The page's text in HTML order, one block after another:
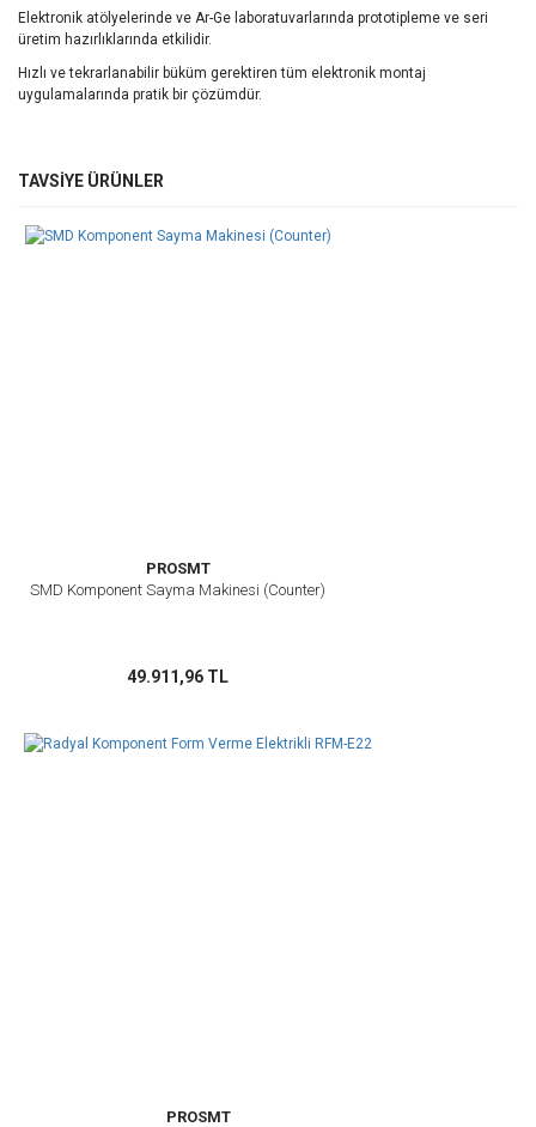
Elektronik atölyelerinde ve Ar-Ge laboratuvarlarında prototipleme ve seri
üretim hazırlıklarında etkilidir.
Hızlı ve tekrarlanabilir büküm gerektiren tüm elektronik montaj
uygulamalarında pratik bir çözümdür.
Bu ürünün fiyat bilgisi, resim, ürün açıklamalarında ve diğer
konularda yetersiz gördüğünüz noktaları öneri formunu kullanarak
Görüş ve önerileriniz için teşekkür ederiz.
Gönder
TAVSİYE ÜRÜNLER
PROSMT
SMD Komponent Sayma Makinesi (Counter)
49.911,96 TL
PROSMT